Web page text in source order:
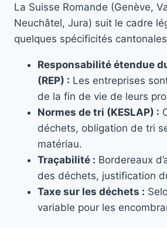
La Suisse Romande (Genève,
Neuchâtel, Jura) suit le cadre
quelques spécificités
Responsabilité étendue
(REP) : Les entreprises
de la fin de vie de leurs
Normes de tri (KESLAP) :
déchets, obligation de tri
matériau.
Traçabilité : Bordereaux
des déchets, justification
Taxe sur les déchets :
variable pour les